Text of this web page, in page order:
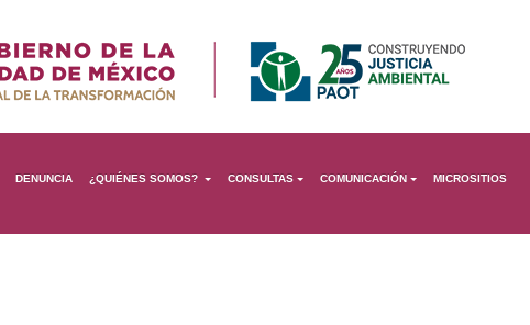
DENUNCIA ¿QUIÉNES SOMOS? CONSULTAS COMUNICACIÓN MICROSITIOS